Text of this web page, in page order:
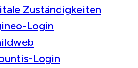
Zuständigkeiten
Login
Login